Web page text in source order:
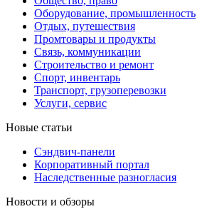
Оборудование, промышленность
Отдых, путешествия
Промтовары и продукты
Связь, коммуникации
Строительство и ремонт
Cпорт, инвентарь
Транспорт, грузоперевозки
Услуги, сервис
Новые статьи
Сэндвич-панели
Корпоративный портал
Наследственные разногласия
Новости и обзоры